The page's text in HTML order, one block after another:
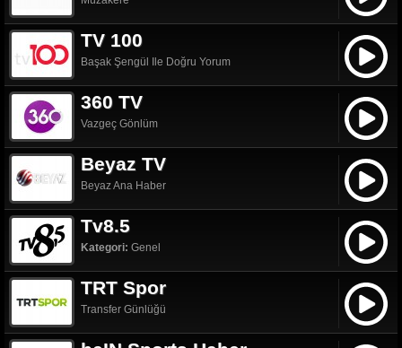
TV 100
Başak Şengül Ile Doğru Yorum
360 TV
Vazgeç Gönlüm
Beyaz TV
Beyaz Ana Haber
Tv8.5
Kategori: Genel
TRT Spor
Transfer Günlüğü